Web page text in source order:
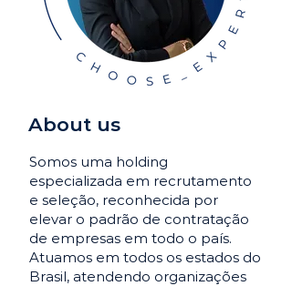
About us
Somos uma holding
especializada em recrutamento
e seleção, reconhecida por
elevar o padrão de contratação
de empresas em todo o país.
Atuamos em todos os estados do
Brasil, atendendo organizações